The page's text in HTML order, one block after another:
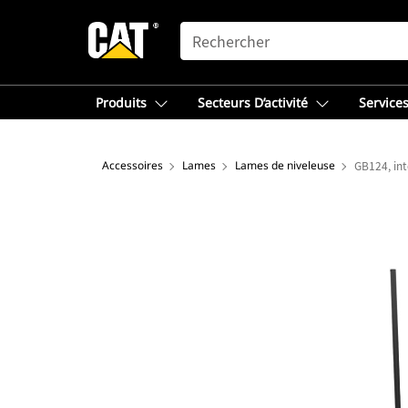
SEARCH
Produits Secteurs D’activité
Accessoires Lames Lames de niveleuse GB124,